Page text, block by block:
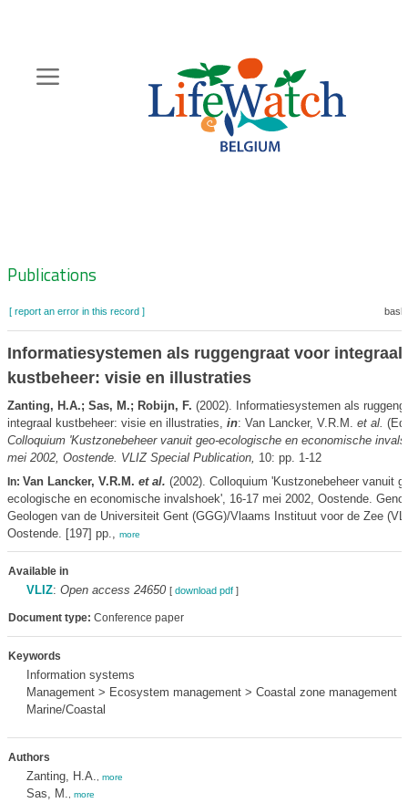
content
Zoeknavigatie
Publications
[ report an error in this record ]
Informatiesystemen als ruggengraat voor integraal
kustbeheer: visie en illustraties
Zanting, H.A.; Sas, M.; Robijn, F. (2002). Informatiesystemen als
integraal kustbeheer: visie en illustraties, in: Van Lancker, V.R.M. et al.
Colloquium 'Kustzonebeheer vanuit geo-ecologische en economische
mei 2002, Oostende. VLIZ Special Publication, 10: pp. 1-12
In: Van Lancker, V.R.M. et al. (2002). Colloquium 'Kustzonebeheer vanuit
ecologische en economische invalshoek', 16-17 mei 2002, Oostende.
Geologen van de Universiteit Gent (GGG)/Vlaams Instituut voor de Zee
Oostende. [197] pp., more
Available in
VLIZ: Open access 24650 [ download pdf]
Document type: Conference paper
Keywords
Information systems
Management > Ecosystem management > Coastal zone management
Marine/Coastal
Authors
Zanting, H.A. more
Sas, M. more